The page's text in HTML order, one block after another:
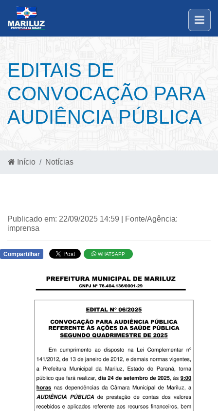
EDITAIS DE
CONVOCAÇÃO PARA
AUDIÊNCIA PÚBLICA
Início Notícias
Publicado em: 22/09/2025 14:59 | Fonte/Agência:
imprensa
Compartilhar WHATSAPP